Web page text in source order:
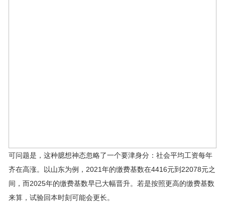
可问题是，这种臆想神态忽略了一个要津身分：社会平均工资每年
齐在高涨。以山东为例，2021年的缴费基数在4416元到22078元之
间，而2025年的缴费基数早已大幅晋升。若是按照更高的缴费基数
来算，试验回本时刻可能会更长。